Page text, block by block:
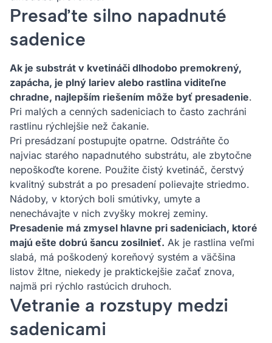
Presaďte silno napadnuté
sadenice
Ak je substrát v kvetináči dlhodobo premokrený,
zapácha, je plný lariev alebo rastlina viditeľne
chradne, najlepším riešením môže byť presadenie.
Pri malých a cenných sadeniciach to často zachráni
rastlinu rýchlejšie než čakanie.
Pri presádzaní postupujte opatrne. Odstráňte čo
najviac starého napadnutého substrátu, ale zbytočne
nepoškoďte korene. Použite čistý kvetináč, čerstvý
kvalitný substrát a po presadení polievajte striedmo.
Nádoby, v ktorých boli smútivky, umyte a
nenechávajte v nich zvyšky mokrej zeminy.
Presadenie má zmysel hlavne pri sadeniciach, ktoré
majú ešte dobrú šancu zosilnieť. Ak je rastlina veľmi
slabá, má poškodený koreňový systém a väčšina
listov žltne, niekedy je praktickejšie začať znova,
najmä pri rýchlo rastúcich druhoch.
Vetranie a rozstupy medzi
sadenicami